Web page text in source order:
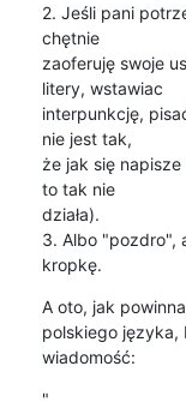
2. Jeśli pani
chętnie
zaoferuję swoje
litery, wstawiac
interpunkcję,
nie jest tak,
że jak się napisze
to tak nie
działa).
3. Albo "pozdro",
kropkę.
A oto, jak
polskiego języka,
wiadomość: